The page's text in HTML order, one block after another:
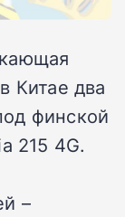
Китае два
финской
215 4G.
–